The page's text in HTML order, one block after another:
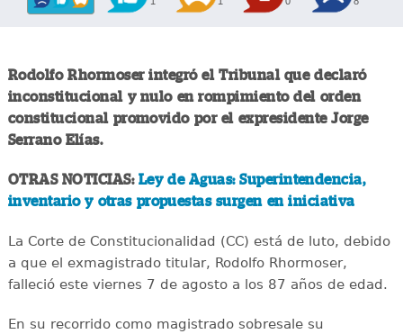
Rodolfo Rhormoser integró el Tribunal que declaró
inconstitucional y nulo en rompimiento del orden
constitucional promovido por el expresidente Jorge
Serrano Elías.
OTRAS NOTICIAS: Ley de Aguas: Superintendencia,
inventario y otras propuestas surgen en iniciativa
La Corte de Constitucionalidad (CC) está de luto, debido
a que el exmagistrado titular, Rodolfo Rhormoser,
falleció este viernes 7 de agosto a los 87 años de edad.
En su recorrido como magistrado sobresale su